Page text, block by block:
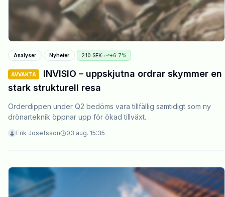
Analyser Nyheter 210 SEK· +6.7%
AVVAKTA
INVISIO – uppskjutna ordrar skymmer en
stark strukturell resa
Orderdippen under Q2 bedöms vara tillfällig samtidigt som ny
drönarteknik öppnar upp för ökad tillväxt.
Erik Josefsson 03 aug. 15:35